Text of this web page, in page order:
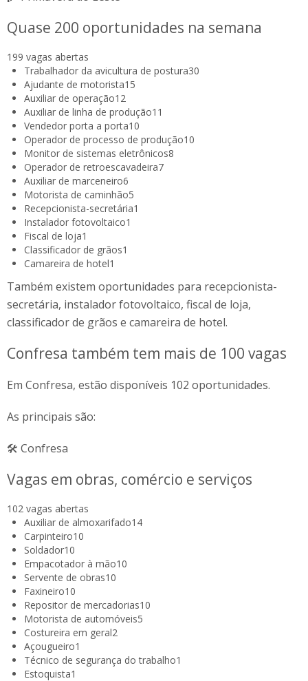
Quase 200 oportunidades na semana
199 vagas abertas
Trabalhador da avicultura de postura30
Ajudante de motorista15
Auxiliar de operação12
Auxiliar de linha de produção11
Vendedor porta a porta10
Operador de processo de produção10
Monitor de sistemas eletrônicos8
Operador de retroescavadeira7
Auxiliar de marceneiro6
Motorista de caminhão5
Recepcionista-secretária1
Instalador fotovoltaico1
Fiscal de loja1
Classificador de grãos1
Camareira de hotel1
Também existem oportunidades para recepcionista-
secretária, instalador fotovoltaico, fiscal de loja,
classificador de grãos e camareira de hotel.
Confresa também tem mais de 100 vagas
Em Confresa, estão disponíveis 102 oportunidades.
As principais são:
🛠️ Confresa
Vagas em obras, comércio e serviços
102 vagas abertas
Auxiliar de almoxarifado14
Carpinteiro10
Soldador10
Empacotador à mão10
Servente de obras10
Faxineiro10
Repositor de mercadorias10
Motorista de automóveis5
Costureira em geral2
Açougueiro1
Técnico de segurança do trabalho1
Estoquista1